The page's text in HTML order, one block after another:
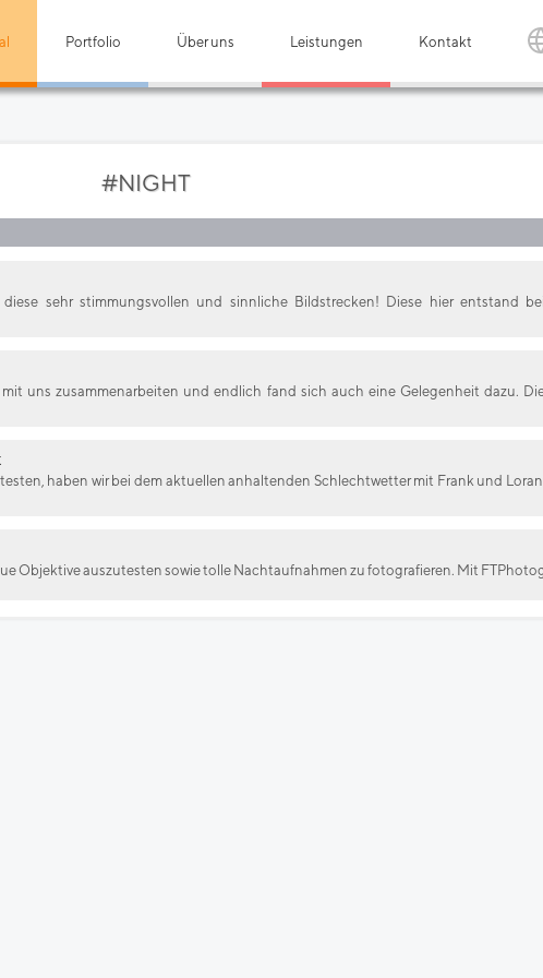
Portfolio Über uns Leistungen Kontakt
#NIGHT
sehr stimmungsvollen und sinnliche Bildstrecken! Diese hier entstand
uns zusammenarbeiten und endlich fand sich auch eine Gelegenheit dazu.
haben wir bei dem aktuellen anhaltenden Schlechtwetter mit Frank und
Objektive auszutesten sowie tolle Nachtaufnahmen zu fotografieren. Mit